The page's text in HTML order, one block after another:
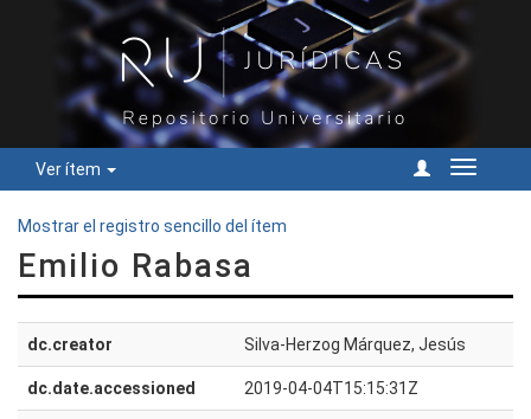
Ver ítem
Cambiar
Mostrar el registro sencillo del ítem
Emilio Rabasa
dc.creator Silva-Herzog Márquez, Jesús
dc.date.accessioned 2019-04-04T15:15:31Z